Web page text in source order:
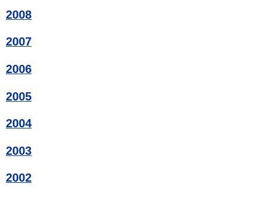
2008
2007
2006
2005
2004
2003
2002